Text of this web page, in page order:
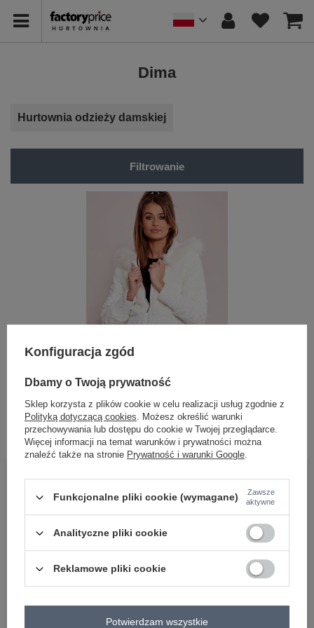
Dima
Hurtownia odzieży damskiej
Filtrowanie
Krótka kurtka z futerkiem ecru
Zaloguj się i zobacz cenę
BĄDŹ BLISKO NAS
Konfiguracja zgód
Dbamy o Twoją prywatność
Sklep korzysta z plików cookie w celu realizacji usług zgodnie z
Polityką dotyczącą cookies. Możesz określić warunki
przechowywania lub dostępu do cookie w Twojej przeglądarce.
Więcej informacji na temat warunków i prywatności można
znaleźć także na stronie Prywatność i warunki Google.
Funkcjonalne pliki cookie (wymagane)
Zawsze
aktywne
Analityczne pliki cookie
Reklamowe pliki cookie
Potwierdzam wszystkie